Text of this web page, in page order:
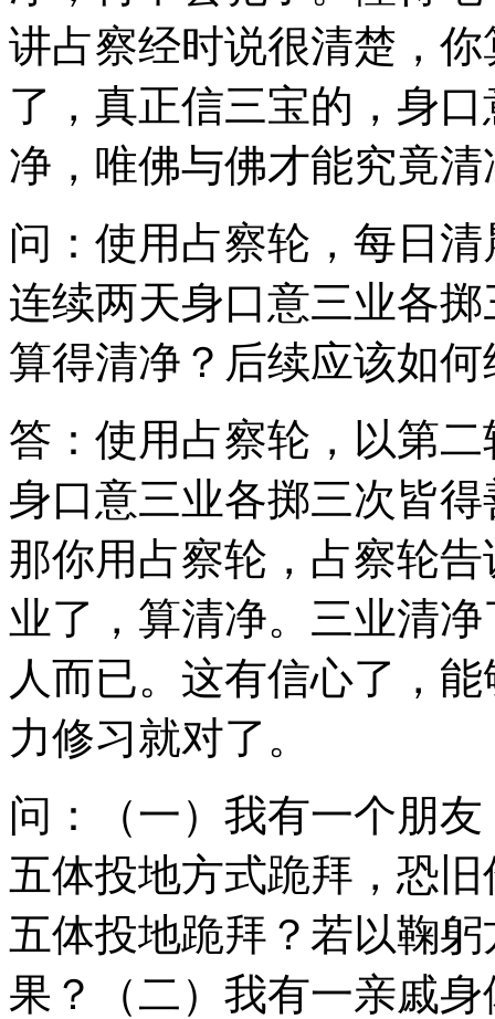
讲占察经时说很清楚，
了，真正信三宝的，身
净，唯佛与佛才能究竟清
问：使用占察轮，每日
连续两天身口意三业各
算得清净？后续应该如
答：使用占察轮，以第
身口意三业各掷三次皆
那你用占察轮，占察轮
业了，算清净。三业清
人而已。这有信心了，
力修习就对了。
问：（一）我有一个朋
五体投地方式跪拜，恐
五体投地跪拜？若以鞠
果？（二）我有一亲戚